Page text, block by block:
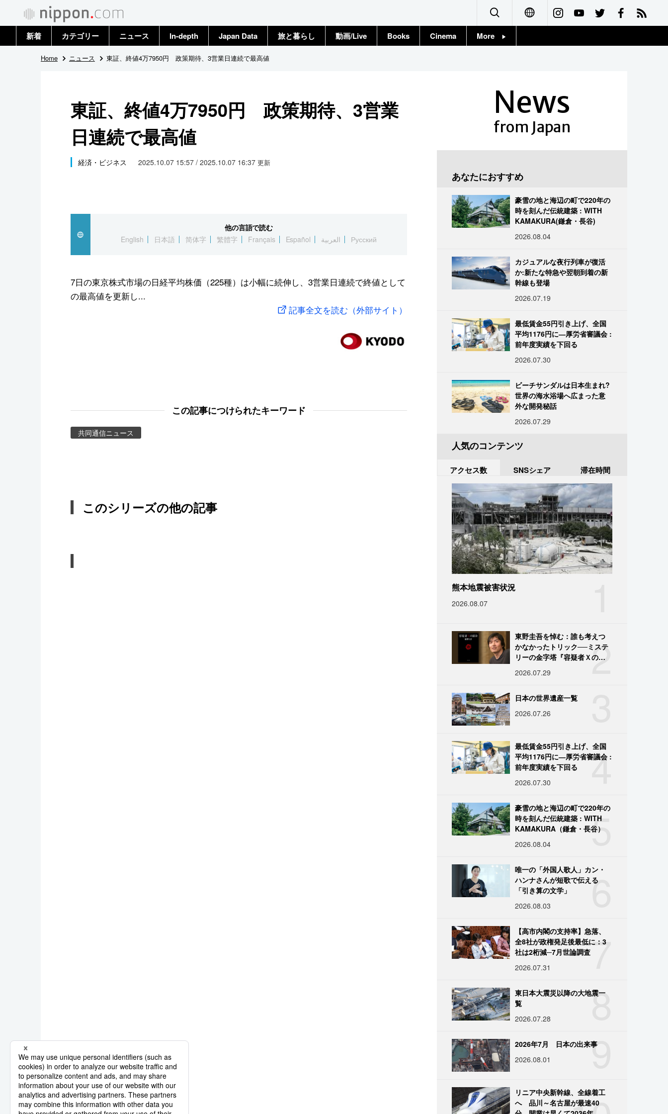
Français
新着 カテゴリー
政治・外交
国際
社会
文化
スポーツ・東京2020
ニュース
トップ
In-depth Japan Data 旅と暮らし 動画/Live Books Cinema More
Home ニュース 東証、終値4万7950円 政策期待、3営業日連続で最高値
東証、終値4万7950円 政策期待、3営業
日連続で最高値
経済・ビジネス 2025.10.07 15:57 / 2025.10.07 16:37 更新
他の言語で読む
English
日本語 简体字 繁體字 Français Español العربية Русский
7日の東京株式市場の日経平均株価（225種）は小幅に続伸し、3営業日連続で終値として
の最高値を更新し...
記事全文を読む（外部サイト）
この記事につけられたキーワード
共同通信ニュース
このシリーズの他の記事
News
from Japan
あなたにおすすめ
豪雪の地と海辺の町で220年の
時を刻んだ伝統建築 : WITH
KAMAKURA(鎌倉・長谷)
2026.08.04
カジュアルな夜行列車が復活
か:新たな特急や翌朝到着の新
幹線も登場
2026.07.19
最低賃金55円引き上げ、全国
平均1176円に―厚労省審議会 :
前年度実績を下回る
2026.07.30
ビーチサンダルは日本生まれ?
世界の海水浴場へ広まった意
外な開発秘話
2026.07.29
人気のコンテンツ
アクセス数 SNSシェア 滞在時間
熊本地震被害状況
2026.08.07
2
東野圭吾を悼む：誰も考えつ
かなかったトリック──ミステ
リーの金字塔『容疑者Ｘの献
2026.07.29
日本の世界遺産一覧
2026.07.26
4
最低賃金55円引き上げ、全国
平均1176円に―厚労省審議会 :
前年度実績を下回る
2026.07.30
5
豪雪の地と海辺の町で220年の
時を刻んだ伝統建築 : WITH
KAMAKURA（鎌倉・長谷）
2026.08.04
6
唯一の「外国人歌人」カン・
ハンナさんが短歌で伝える
「引き算の文学」
2026.08.03
7
【高市内閣の支持率】急落、
全8社が政権発足後最低に：3
社は2桁減─7月世論調査
2026.07.31
8
東日本大震災以降の大地震一
覧
2026.07.28
9
2026年7月 日本の出来事
2026.08.01
リニア中央新幹線、全線着工
へ 品川～名古屋が最速40